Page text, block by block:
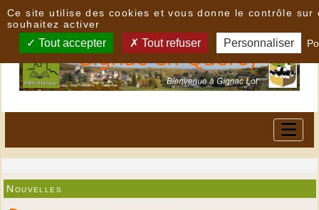
Nouvelles
Ce site utilise des cookies et vous donne le contrôle sur
souhaitez activer
Tout accepter Tout refuser Personnaliser